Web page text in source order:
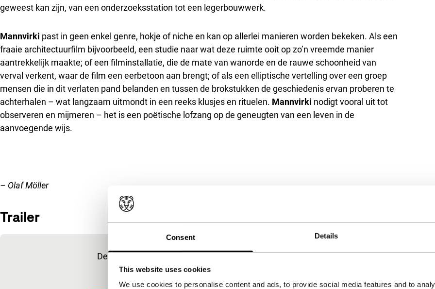
Consent Details
This website uses cookies
We use cookies to personalise content and ads, to provide social media features and to
geweest kan zijn, van een onderzoeksstation tot een legerbouwwerk.
Mannvirki past in geen enkel genre, hokje of niche en kan op allerlei manieren worden bekeken. Als een
fraaie architectuurfilm bijvoorbeeld, een studie naar wat deze ruimte ooit op zo’n vreemde manier
aantrekkelijk maakte; of een filminstallatie, die de mate van wanorde en de rauwe schoonheid van
verval verkent, waar de film een eerbetoon aan brengt; of als een elliptische vertelling over een groep
mensen die in dit verlaten pand belanden en tussen de brokstukken de geschiedenis ervan proberen te
achterhalen – wat langzaam uitmondt in een reeks klusjes en rituelen. Mannvirki nodigt vooral uit tot
observeren en mijmeren – het is een poëtische lofzang op de geneugten van een leven in de
aanvoegende wijs.
– Olaf Möller
Trailer
Ingesloten inhoud van YouTube overslaan
Deze inhoud is beschikbaar na het accepteren van de
marketingcookies.